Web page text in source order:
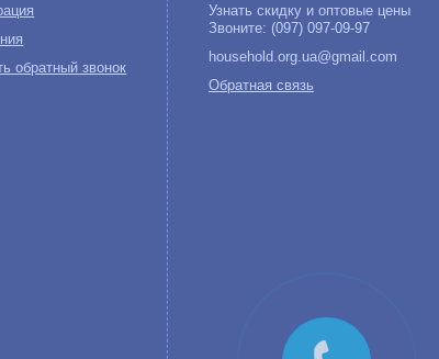
обратный звонок
Узнать скидку и оптовые цены
Звоните: (097) 097-09-97
household.org.ua@gmail.com
Обратная связь